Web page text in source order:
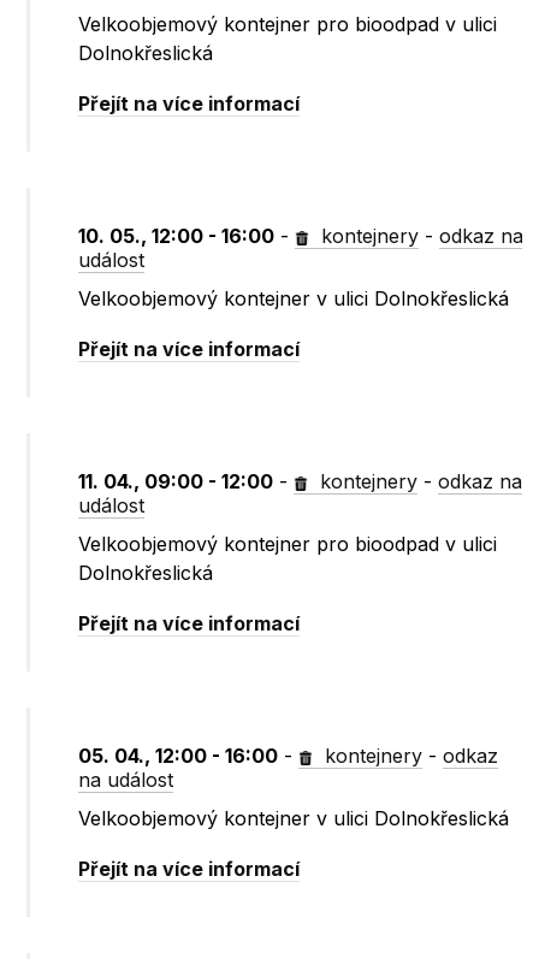
Velkoobjemový kontejner pro bioodpad v ulici
Dolnokřeslická
Přejít na více informací
10. 05., 12:00 - 16:00 - kontejnery -odkaz na
událost
Velkoobjemový kontejner v ulici Dolnokřeslická
Přejít na více informací
11. 04., 09:00 - 12:00 - kontejnery -odkaz na
událost
Velkoobjemový kontejner pro bioodpad v ulici
Dolnokřeslická
Přejít na více informací
05. 04., 12:00 - 16:00 - kontejnery -odkaz
na událost
Velkoobjemový kontejner v ulici Dolnokřeslická
Přejít na více informací